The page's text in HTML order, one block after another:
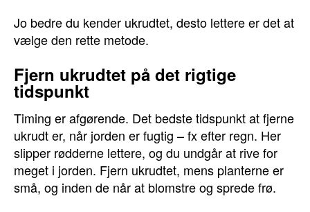
Jo bedre du kender ukrudtet, desto lettere er det at
vælge den rette metode.
Fjern ukrudtet på det rigtige
tidspunkt
Timing er afgørende. Det bedste tidspunkt at fjerne
ukrudt er, når jorden er fugtig – fx efter regn. Her
slipper rødderne lettere, og du undgår at rive for
meget i jorden. Fjern ukrudtet, mens planterne er
små, og inden de når at blomstre og sprede frø.